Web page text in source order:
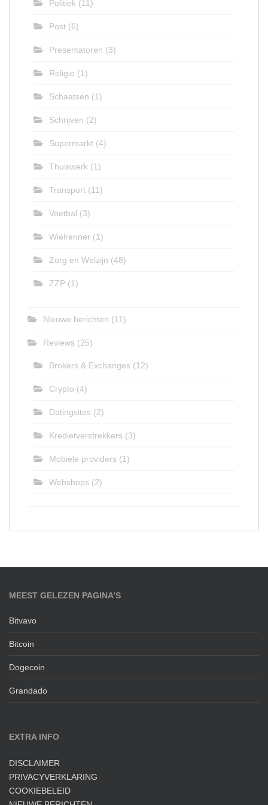
Politiek (11)
Post (6)
Presentatoren (3)
Religie (1)
Schaatsen (1)
Schrijven (2)
Supermarkt (4)
Thuiswerk (1)
Transport (11)
Voetbal (3)
Wielrenner (1)
Zorg en Welzijn (48)
ZZP (1)
Nieuwe berichten (11)
Reviews (25)
Brokers & Exchanges (12)
Crypto (4)
Datingsites (2)
Kredietverstrekkers (3)
Mobiele providers (1)
Webshops (2)
MEEST GELEZEN PAGINA’S
Bitvavo
Bitcoin
Dogecoin
Grandado
EXTRA INFO
DISCLAIMER
PRIVACYVERKLARING
COOKIEBELEID